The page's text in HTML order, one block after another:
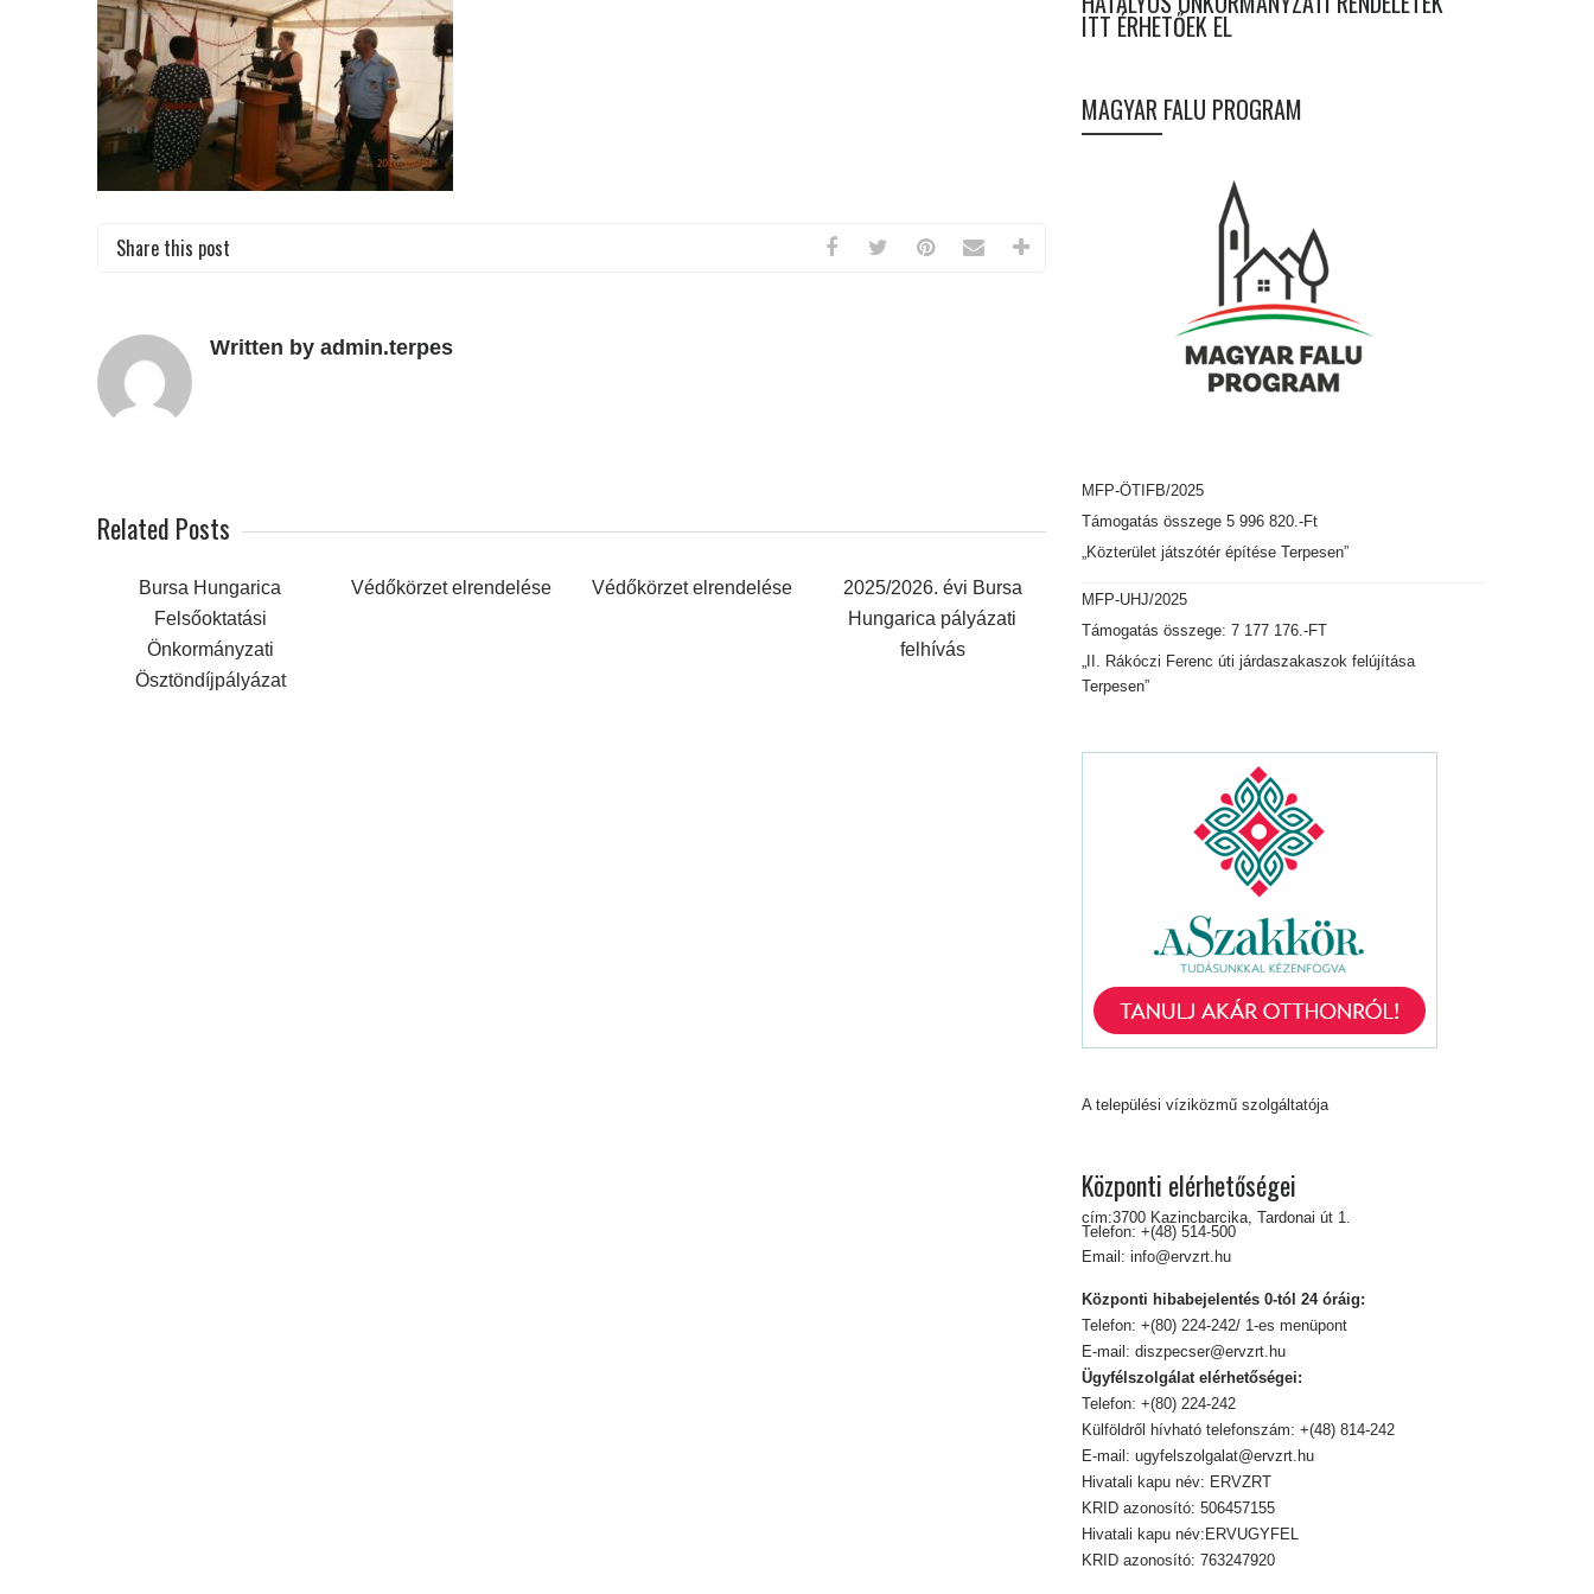
Share this post
Written by admin.terpes
Related Posts
Bursa Hungarica
Felsőoktatási
Önkormányzati
Ösztöndíjpályázat
Védőkörzet elrendelése Védőkörzet elrendelése
2025/2026. évi Bursa
Hungarica pályázati
felhívás
ITT ÉRHETŐEK EL
MAGYAR FALU PROGRAM
MFP-ÖTIFB/2025
Támogatás összege 5 996 820.-Ft
„Közterület játszótér építése Terpesen”
MFP-UHJ/2025
Támogatás összege: 7 177 176.-FT
„II. Rákóczi Ferenc úti járdaszakaszok felújítása
Terpesen”
A települési víziközmű szolgáltatója
Központi elérhetőségei
cím:3700 Kazincbarcika, Tardonai út 1.
Telefon: +(48) 514-500
Email: info@ervzrt.hu
Központi hibabejelentés 0-tól 24 óráig:
Telefon: +(80) 224-242/ 1-es menüpont
E-mail: diszpecser@ervzrt.hu
Ügyfélszolgálat elérhetőségei:
Telefon: +(80) 224-242
Külföldről hívható telefonszám: +(48) 814-242
E-mail: ugyfelszolgalat@ervzrt.hu
Hivatali kapu név: ERVZRT
KRID azonosító: 506457155
Hivatali kapu név:ERVUGYFEL
KRID azonosító: 763247920